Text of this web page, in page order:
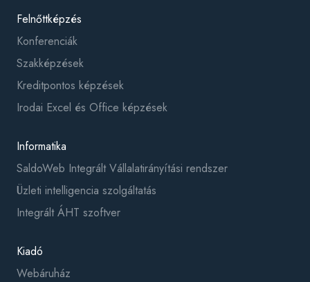
Felnőttképzés
Konferenciák
Szakképzések
Kreditpontos képzések
Irodai Excel és Office képzések
Informatika
SaldoWeb Integrált Vállalatirányítási rendszer
Üzleti intelligencia szolgáltatás
Integrált ÁHT szoftver
Kiadó
Webáruház